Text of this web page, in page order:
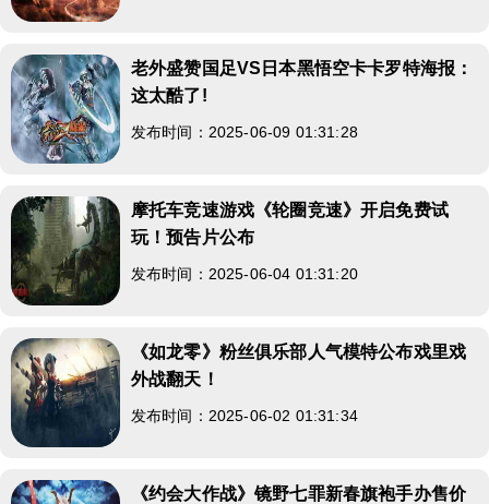
老外盛赞国足VS日本黑悟空卡卡罗特海报：
这太酷了!
发布时间：2025-06-09 01:31:28
摩托车竞速游戏《轮圈竞速》开启免费试
玩！预告片公布
发布时间：2025-06-04 01:31:20
《如龙零》粉丝俱乐部人气模特公布戏里戏
外战翻天！
发布时间：2025-06-02 01:31:34
《约会大作战》镜野七罪新春旗袍手办售价